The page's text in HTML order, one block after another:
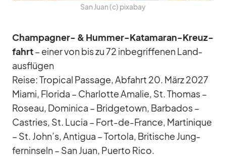
San Juan (c) pix­a­bay
Cham­pa­gner- & Hum­mer-Ka­ta­ma­ran-Kreuz­
fahrt– ei­ner von bis zu 72 in­be­grif­fe­nen Land­
aus­flü­gen
Reise: Tro­pi­cal Pas­sage, Ab­fahrt 20. März 2027
Mi­ami, Flo­rida – Char­lotte Ama­lie, St. Tho­mas –
Ro­seau, Do­mi­nica – Bridge­town, Bar­ba­dos –
Cas­tries, St. Lu­cia – Fort-de-France, Mar­ti­ni­que
– St. John’s, An­ti­gua – Tor­tola, Bri­ti­sche Jung­
fern­in­seln – San Juan, Pu­erto Rico.